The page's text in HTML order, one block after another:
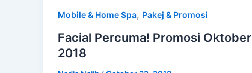
Mobile & Home Spa, Pakej & Promosi
Facial Percuma! Promosi Oktober
2018